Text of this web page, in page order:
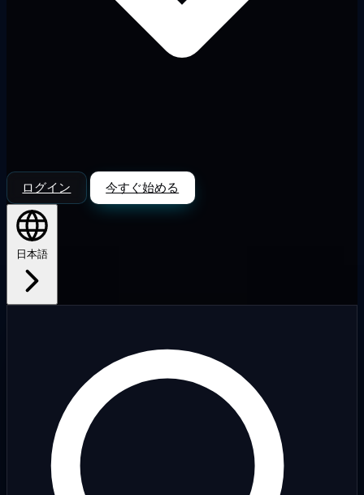
ログイン 今すぐ始める
日本語